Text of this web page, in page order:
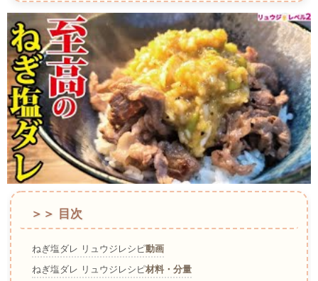
＞＞ 目次
ねぎ塩ダレ リュウジレシピ動画
ねぎ塩ダレ リュウジレシピ材料・分量